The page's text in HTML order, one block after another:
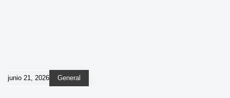
junio 21, 2026 General